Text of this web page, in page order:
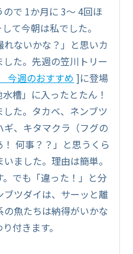
で 1か月に 3～ 4回ほ
て今朝は私でした。
れないかな？」と思いカ
た。先週の笠川トリー
週のおすすめ ]に登場
槽」に入ったとたん！
た。タカベ、ネンブツ
、キタマクラ（フグの
何事？？」と思うくら
ました。理由は簡単。
でも「違った！」と分
ツダイは、サーッと離
魚たちは納得がいかな
付きます。